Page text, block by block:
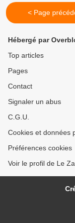
< Page
Hébergé par
Top articles
Pages
Contact
Signaler un abus
C.G.U.
Cookies et données
Préférences cookies
Voir le profil de Le